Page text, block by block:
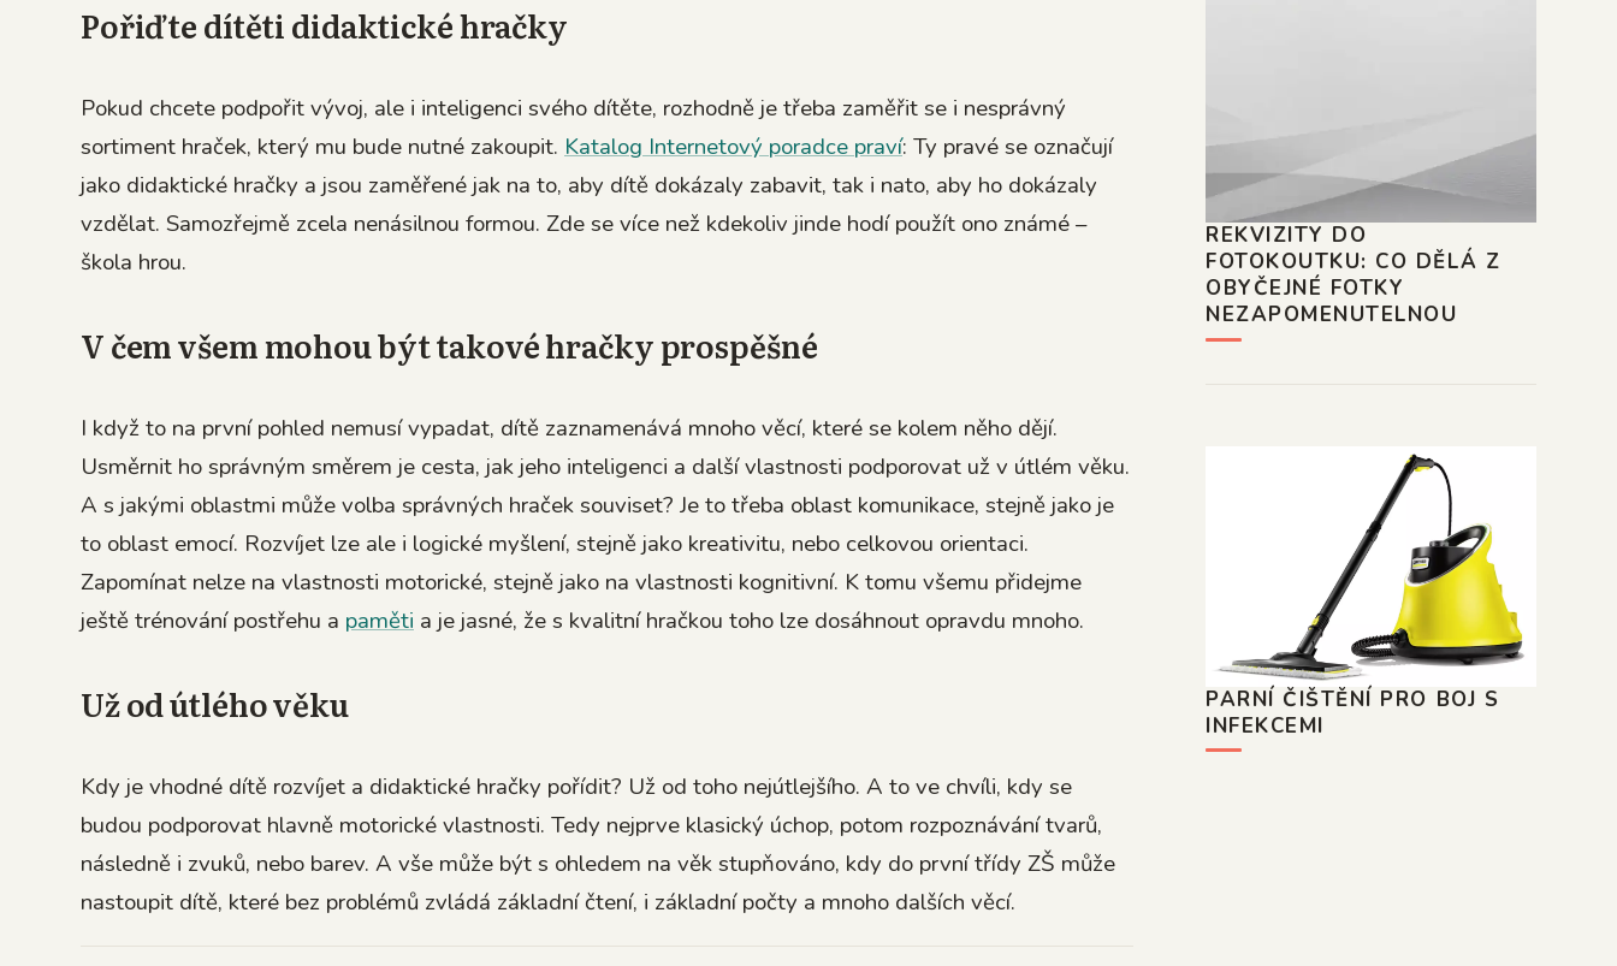
Pořiďte dítěti didaktické hračky
Pokud chcete podpořit vývoj, ale i inteligenci svého dítěte, rozhodně je třeba zaměřit se i nesprávný
sortiment hraček, který mu bude nutné zakoupit. Katalog Internetový poradce praví: Ty pravé se označují
jako didaktické hračky a jsou zaměřené jak na to, aby dítě dokázaly zabavit, tak i nato, aby ho dokázaly
vzdělat. Samozřejmě zcela nenásilnou formou. Zde se více než kdekoliv jinde hodí použít ono známé –
škola hrou.
V čem všem mohou být takové hračky prospěšné
I když to na první pohled nemusí vypadat, dítě zaznamenává mnoho věcí, které se kolem něho dějí.
Usměrnit ho správným směrem je cesta, jak jeho inteligenci a další vlastnosti podporovat už v útlém věku.
A s jakými oblastmi může volba správných hraček souviset? Je to třeba oblast komunikace, stejně jako je
to oblast emocí. Rozvíjet lze ale i logické myšlení, stejně jako kreativitu, nebo celkovou orientaci.
Zapomínat nelze na vlastnosti motorické, stejně jako na vlastnosti kognitivní. K tomu všemu přidejme
ještě trénování postřehu a paměti a je jasné, že s kvalitní hračkou toho lze dosáhnout opravdu mnoho.
Už od útlého věku
Kdy je vhodné dítě rozvíjet a didaktické hračky pořídit? Už od toho nejútlejšího. A to ve chvíli, kdy se
budou podporovat hlavně motorické vlastnosti. Tedy nejprve klasický úchop, potom rozpoznávání tvarů,
následně i zvuků, nebo barev. A vše může být s ohledem na věk stupňováno, kdy do první třídy ZŠ může
nastoupit dítě, které bez problémů zvládá základní čtení, i základní počty a mnoho dalších věcí.
REKVIZITY DO
FOTOKOUTKU: CO DĚLÁ Z
OBYČEJNÉ FOTKY
NEZAPOMENUTELNOU
PARNÍ ČIŠTĚNÍ PRO BOJ S
INFEKCEMI